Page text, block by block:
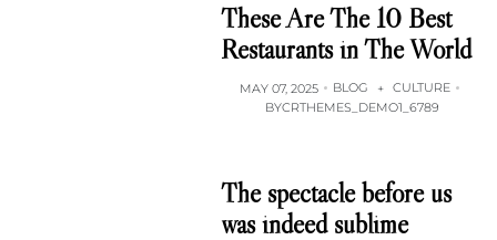
These Are The 10 Best
Restaurants in The World
MAY 07, 2025 BLOG + CULTURE
BYCRTHEMES_DEMO1_6789
The spectacle before us
was indeed sublime